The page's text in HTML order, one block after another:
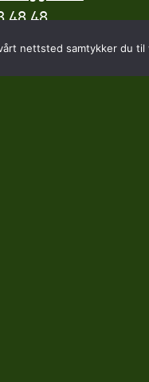
48 48
82 60 04
nettsted samtykker du til